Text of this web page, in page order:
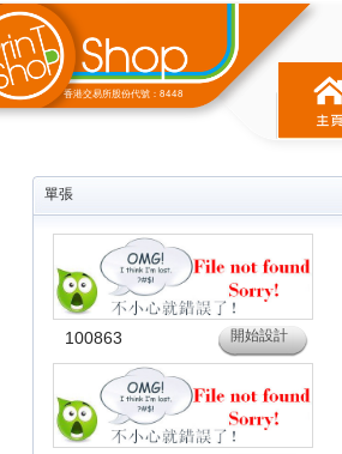
香港交易所股份代號：8448
單張
100863 開始設計